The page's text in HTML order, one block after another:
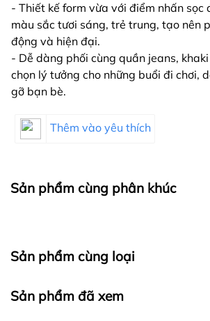
- Thiết kế form vừa với điểm nhấn sọc
màu sắc tươi sáng, trẻ trung, tạo nên
động và hiện đại.
- Dễ dàng phối cùng quần jeans,
chọn lý tưởng cho những buổi đi chơi,
gỡ bạn bè.
Thêm vào yêu thích
Sản phẩm cùng phân khúc
Sản phẩm cùng loại
Sản phẩm đã xem